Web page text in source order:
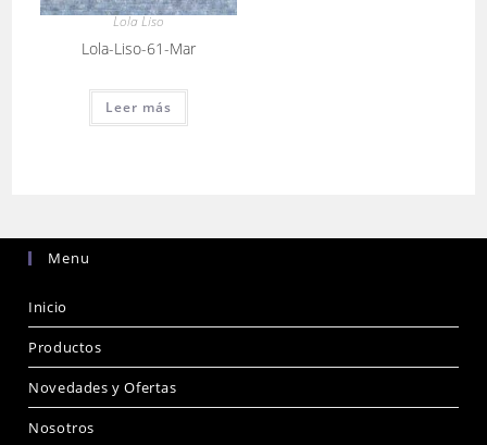
Lola Liso
Lola-Liso-61-Mar
Leer más
Menu
Inicio
Productos
Novedades y Ofertas
Nosotros